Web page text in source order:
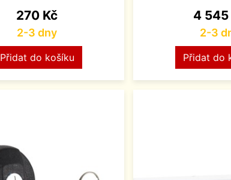
Cena
270 Kč
2-3 dny
Přidat do košíku
Cena
4 545
2-3
Přidat do